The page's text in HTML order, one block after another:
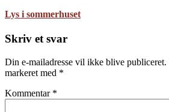
Lys i sommerhuset
Skriv et svar
Din e-mailadresse vil ikke blive publiceret.
markeret med *
Kommentar *